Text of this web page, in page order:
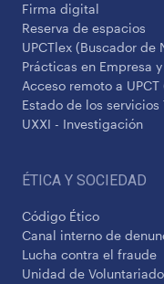
Firma digital
Reserva de espacios
UPCTlex (Buscador de
Prácticas en Empresa
Acceso remoto a UPCT
Estado de los servicios
UXXI - Investigación
ÉTICA Y SOCIEDAD
Código Ético
Canal interno de
Lucha contra el fraude
Unidad de Voluntariado